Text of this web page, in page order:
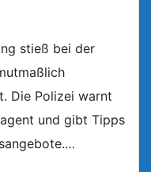
stieß bei der
Die Polizei warnt
und gibt Tipps